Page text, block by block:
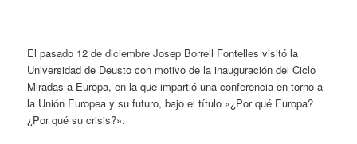
El pasado 12 de diciembre Josep Borrell Fontelles visitó la
Universidad de Deusto con motivo de la inauguración del Ciclo
Miradas a Europa, en la que impartió una conferencia en torno a
la Unión Europea y su futuro, bajo el título «¿Por qué Europa?
¿Por qué su crisis?».